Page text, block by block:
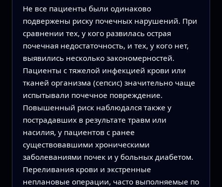
Не все пациенты были одинаково
подвержены риску почечных нарушений. При
сравнении тех, у кого развилась острая
почечная недостаточность, и тех, у кого нет,
выявились несколько закономерностей.
Пациенты с тяжелой инфекцией крови или
тканей организма (сепсис) значительно чаще
испытывали почечное повреждение.
Повышенный риск наблюдался также у
пострадавших в результате травм или
насилия, у пациентов с ранее
существовавшими хроническими
заболеваниями почек и у больных диабетом.
Переливания крови и экстренные
неплановые операции, часто выполняемые по